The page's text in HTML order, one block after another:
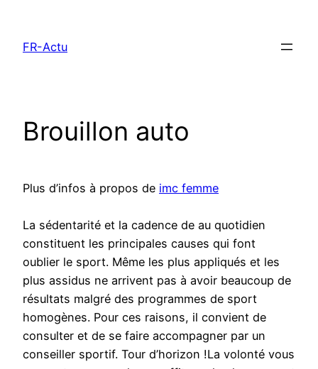
contenu
FR-Actu
Brouillon auto
Plus d’infos à propos de imc femme
La sédentarité et la cadence de au quotidien
constituent les principales causes qui font
oublier le sport. Même les plus appliqués et les
plus assidus ne arrivent pas à avoir beaucoup de
résultats malgré des programmes de sport
homogènes. Pour ces raisons, il convient de
consulter et de se faire accompagner par un
conseiller sportif. Tour d’horizon !La volonté vous